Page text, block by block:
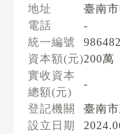
地址
臺南
電話
-
統一編號
資本額(元)200萬
實收資本
總額(元)
-
登記機關
臺南
設立日期